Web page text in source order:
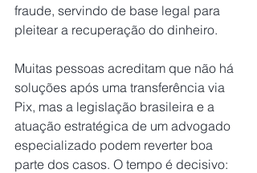
fraude, servindo de base legal para
pleitear a recuperação do dinheiro.
Muitas pessoas acreditam que não há
soluções após uma transferência via
Pix, mas a legislação brasileira e a
atuação estratégica de um advogado
especializado podem reverter boa
parte dos casos. O tempo é decisivo: